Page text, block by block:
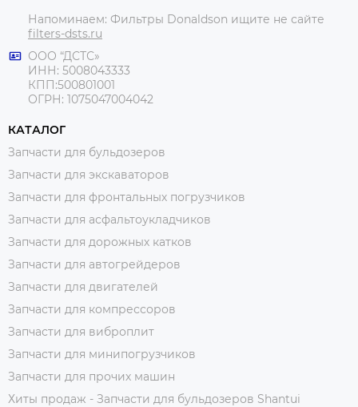
Напоминаем: Фильтры Donaldson ищите не сайте
filters-dsts.ru
ООО “ДСТС»
ИНН: 5008043333
КПП:500801001
ОГРН: 1075047004042
КАТАЛОГ
Запчасти для бульдозеров
Запчасти для экскаваторов
Запчасти для фронтальных погрузчиков
Запчасти для асфальтоукладчиков
Запчасти для дорожных катков
Запчасти для автогрейдеров
Запчасти для двигателей
Запчасти для компрессоров
Запчасти для виброплит
Запчасти для минипогрузчиков
Запчасти для прочих машин
Хиты продаж - Запчасти для бульдозеров Shantui